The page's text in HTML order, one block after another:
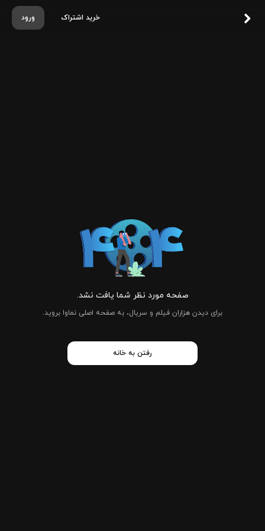
ورود خرید اشتراک
صفحه مورد نظر شما یافت نشد.
برای دیدن هزاران فیلم و سریال، به صفحه اصلی نماوا بروید.
رفتن به خانه